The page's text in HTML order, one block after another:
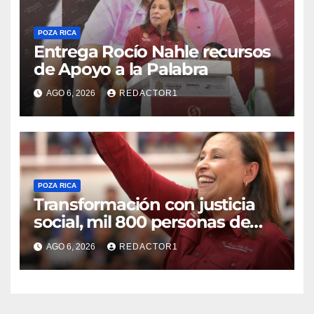
POZA RICA
Entrega Rocío Nahle recursos
de Apoyo a la Palabra
AGO 6, 2026 REDACTOR1
POZA RICA
Transformación con justicia
social, mil 800 personas de
siete municipios reciben
Apoyo a la Palabra: Rocío
Nahle
AGO 6, 2026 REDACTOR1